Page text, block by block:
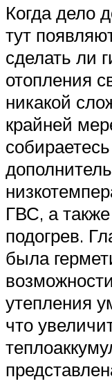
Когда дело
тут
сделать ли
отопления
никакой
крайней
ГВС, а
подогрев.
была
утепления
что